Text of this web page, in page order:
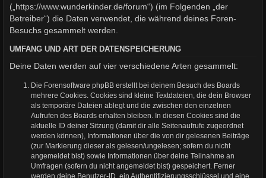
(„https://www.wunderkinder.de/forum“) (im Folgenden „der
Betreiber“) die Daten verwendet, die während deines Foren-
Besuchs gesammelt werden.
UMFANG UND ART DER DATENSPEICHERUNG
Deine Daten werden auf vier verschiedene Arten gesammelt:
Die Forensoftware phpBB erstellt bei deinem Besuch des Boards
mehrere Cookies. Cookies sind kleine Textdateien, die dein Browser
als temporäre Dateien ablegt und die zwischen den einzelnen
Aufrufen des Boards erhalten bleiben. In diesen Cookies sind die
aktuelle ID deiner Sitzung (damit dir alle Seitenaufrufe zugeordnet
werden können), Informationen über die von dir gelesenen Beiträge
(zur Markierung dieser als gelesen/ungelesen; sofern du nicht
angemeldet bist) sowie Informationen über deine Teilnahme an
Umfragen (sofern du nicht angemeldet bist) gespeichert. Ferner
werden deine Benutzer-ID, ein Authentifizierungsschlüssel und eine